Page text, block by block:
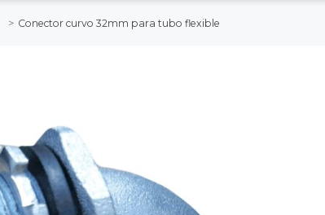
Conector curvo 32mm para tubo flexible